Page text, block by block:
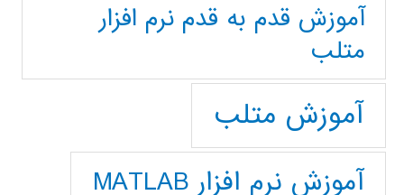
آموزش قدم به قدم نرم افزار
متلب
آموزش متلب
آموزش نرم افزار MATLAB